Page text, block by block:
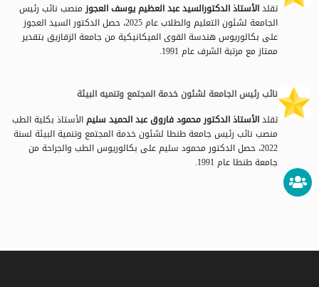
‏‏تقلدالأستاذ الدكتورالسيد عبد العظيم يوسف العجوزمنصب نائب رئيس
الجامعة لشئون التعليم والطلاب عام 2025، حصل الدكتور السيد العجوز
على بكالوريوس هندسة القوى الميكانيكية من جامعة الزقازيق بتقدير
ممتاز مع مرتبة الشرف عام 1991.
نائب رئيس الجامعة لشئون خدمة المجتمع وتنميه البيئة
تقلدالأستاذ الدكتور محمود فاروق عبد الحميد سليمالأستاذ بكلية الطب
منصب نائب رئيس جامعة طنطا لشئون خدمة المجتمع وتنمية البيئة لسنة
2022، حصل الدكتور محمود سليم على بكالوريوس الطب والجراحة من
جامعة طنطا عام 1991.